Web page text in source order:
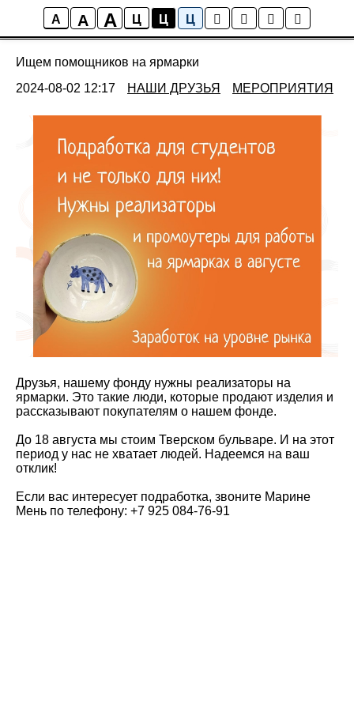
A A A Ц Ц Ц
Новости ТОК
Ищем помощников на ярмарки
2024-08-02 12:17
НАШИ ДРУЗЬЯ МЕРОПРИЯТИЯ
Друзья, нашему фонду нужны реализаторы на
ярмарки. Это такие люди, которые продают изделия и
рассказывают покупателям о нашем фонде.
До 18 августа мы стоим Тверском бульваре. И на этот
период у нас не хватает людей. Надеемся на ваш
отклик!
Если вас интересует подработка, звоните Марине
Мень по телефону: +7 925 084-76-91